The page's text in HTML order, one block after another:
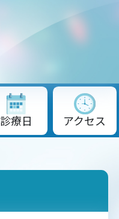
診療日 アクセス